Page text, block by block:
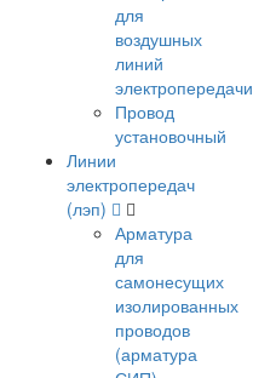
для
воздушных
линий
электропередачи
Провод
установочный
Линии
электропередач
(лэп)
Арматура
для
самонесущих
изолированных
проводов
(арматура